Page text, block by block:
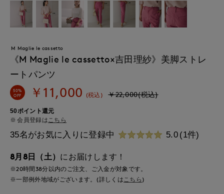
M Maglie le cassetto
《M Maglie le cassetto×吉田理紗》美脚ストレ
ートパンツ
50%
OFF ￥11,000 (税込) ￥22,000(税込)
50ポイント還元
会員登録はこちら
35名がお気に入りに登録中 5.0 (1件)
8月8日（土） にお届けします！
※20時間38分以内のご注文、ご入金が対象です。
※一部例外地域がございます。(詳しくは こちら )